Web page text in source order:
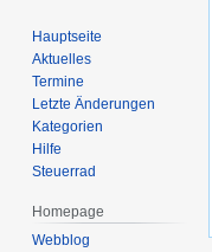
Hauptseite
Aktuelles
Termine
Letzte Änderungen
Kategorien
Hilfe
Steuerrad
Homepage
Webblog